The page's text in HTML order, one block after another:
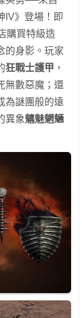
IV》登場！即
購買特級造
的身影。玩家
狂戰士護甲 ，
無數惡魔；還
為謎團般的遠
異象魑魅魍魎